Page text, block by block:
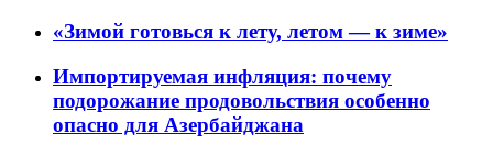
«Зимой готовься к лету, летом — к зиме»
Импортируемая инфляция: почему
подорожание продовольствия особенно
опасно для Азербайджана